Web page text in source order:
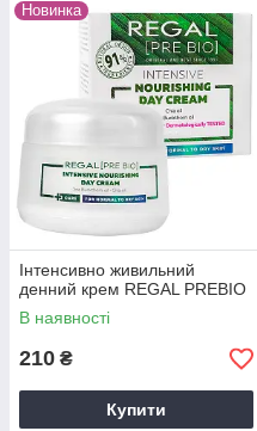
Новинка
Інтенсивно живильний
денний крем REGAL PREBIO
В наявності
210 ₴
Купити